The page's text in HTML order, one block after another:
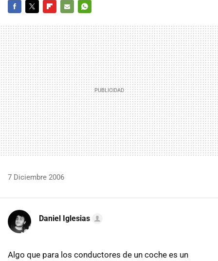
MAIL
7 Diciembre 2006
Daniel Iglesias
Algo que para los conductores de un coche es un